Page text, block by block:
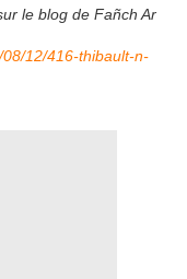
le blog de Fañch Ar
12/416-thibault-n-